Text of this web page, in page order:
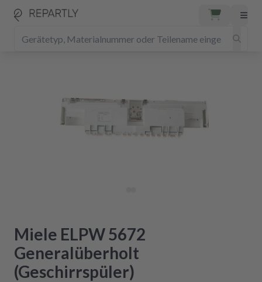
Miele ELPW 5672
Generalüberholt
(Geschirrspüler)